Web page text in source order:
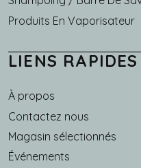
Produits En Vaporisateur
LIENS RAPIDES
À propos
Main navigation
Contactez nous
Magasin sélectionnés
Événements